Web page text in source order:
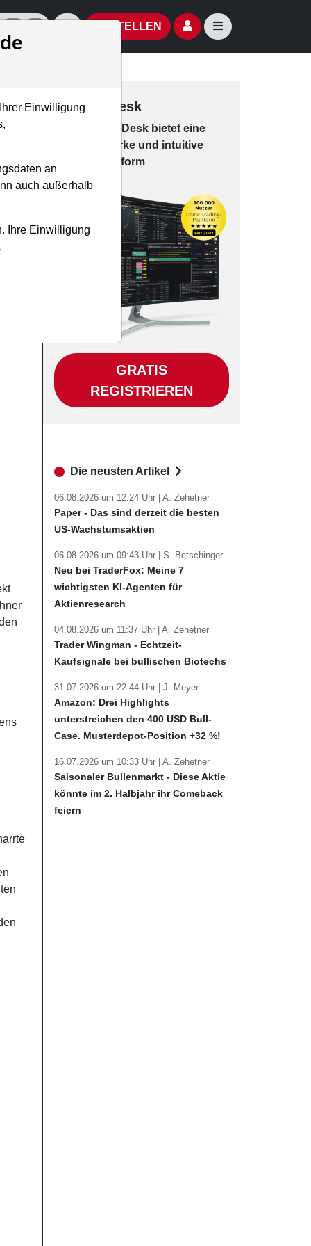
Social Media-Accounts
Aktien- und Artikelsuche öffnen
BESTELLEN Seitennavigation
Trading-Desk
Desk bie­tet eine
leis­tungs­star­ke und in­tui­tive
Han­dels­platt­form
GRATIS
REGISTRIEREN
Die neusten Artikel
06.08.2026 um 12:24 Uhr | A. Zehetner
Paper - Das sind derzeit die besten
US-Wachstumsaktien
06.08.2026 um 09:43 Uhr | S. Betschinger
Neu bei TraderFox: Meine 7
wichtigsten KI-Agenten für
Aktienresearch
04.08.2026 um 11:37 Uhr | A. Zehetner
Trader Wingman - Echtzeit-
Kaufsignale bei bullischen Biotechs
31.07.2026 um 22:44 Uhr | J. Meyer
Amazon: Drei Highlights
unterstreichen den 400 USD Bull-
Case. Musterdepot-Position +32 %!
16.07.2026 um 10:33 Uhr | A. Zehetner
Saisonaler Bullenmarkt - Diese Aktie
könnte im 2. Halbjahr ihr Comeback
feiern
Einwilligung
an
auch außerhalb
Ihre Einwilligung